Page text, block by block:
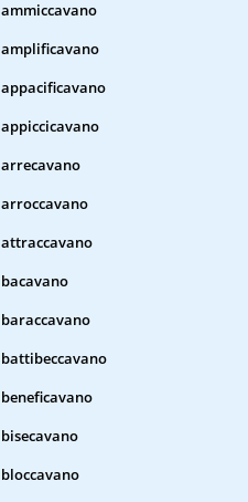
ammiccavano
amplificavano
appacificavano
appiccicavano
arrecavano
arroccavano
attraccavano
bacavano
baraccavano
battibeccavano
beneficavano
bisecavano
bloccavano